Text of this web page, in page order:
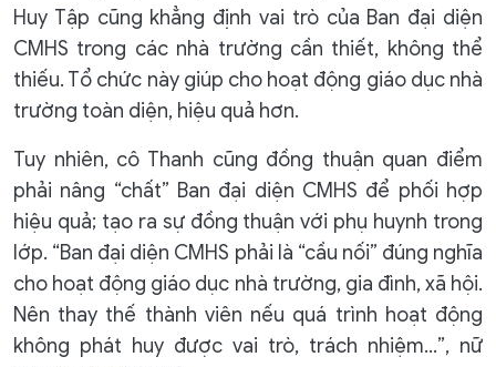
Huy Tập cũng khẳng định vai trò của Ban đại diện
CMHS trong các nhà trường cần thiết, không thể
thiếu. Tổ chức này giúp cho hoạt động giáo dục nhà
trường toàn diện, hiệu quả hơn.
Tuy nhiên, cô Thanh cũng đồng thuận quan điểm
phải nâng “chất” Ban đại diện CMHS để phối hợp
hiệu quả; tạo ra sự đồng thuận với phụ huynh trong
lớp. “Ban đại diện CMHS phải là “cầu nối” đúng nghĩa
cho hoạt động giáo dục nhà trường, gia đình, xã hội.
Nên thay thế thành viên nếu quá trình hoạt động
không phát huy được vai trò, trách nhiệm…”, nữ